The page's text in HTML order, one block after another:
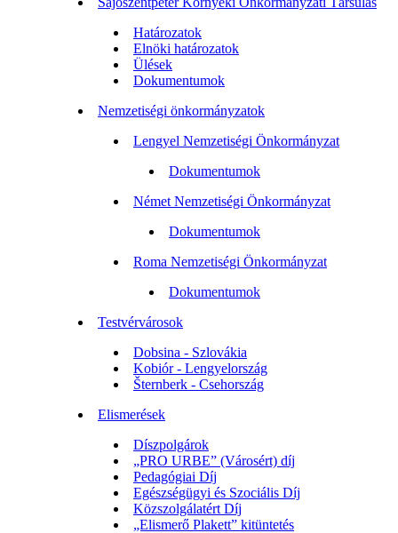
Határozatok
Elnöki határozatok
Ülések
Dokumentumok
Nemzetiségi önkormányzatok
Lengyel Nemzetiségi Önkormányzat
Dokumentumok
Német Nemzetiségi Önkormányzat
Dokumentumok
Roma Nemzetiségi Önkormányzat
Dokumentumok
Testvérvárosok
Dobsina - Szlovákia
Kobiór - Lengyelország
Šternberk - Csehország
Elismerések
Díszpolgárok
„PRO URBE” (Városért) díj
Pedagógiai Díj
Egészségügyi és Szociális Díj
Közszolgálatért Díj
„Elismerő Plakett” kitüntetés